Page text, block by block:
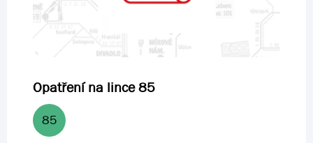
Opatření na lince 85
85